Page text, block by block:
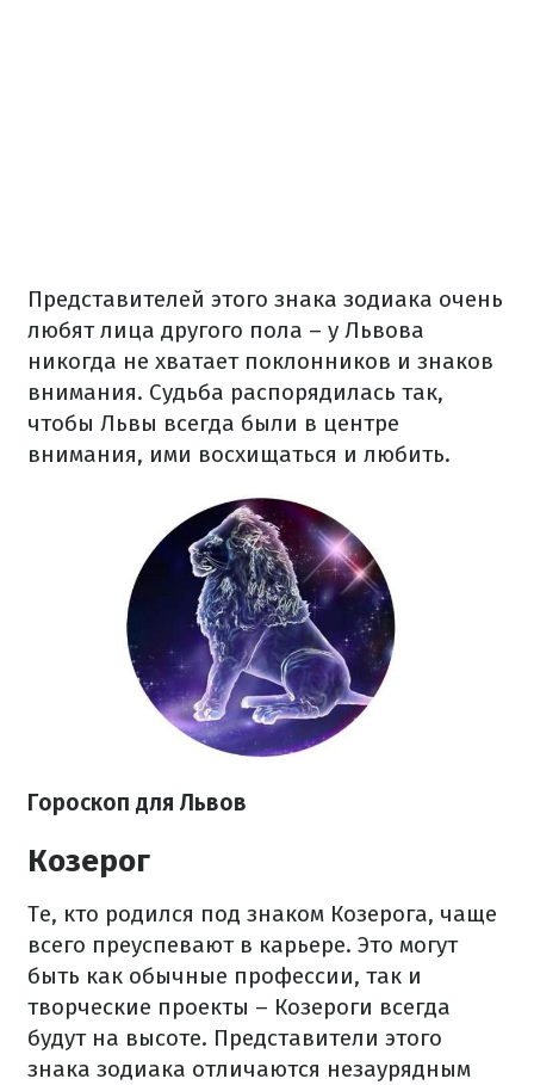
Представителей этого знака зодиака очень
любят лица другого пола – у Львова
никогда не хватает поклонников и знаков
внимания. Судьба распорядилась так,
чтобы Львы всегда были в центре
внимания, ими восхищаться и любить.
Гороскоп для Львов
Козерог
Те, кто родился под знаком Козерога, чаще
всего преуспевают в карьере. Это могут
быть как обычные профессии, так и
творческие проекты – Козероги всегда
будут на высоте. Представители этого
знака зодиака отличаются незаурядным